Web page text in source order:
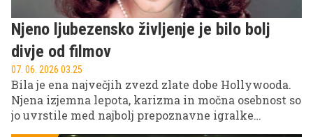
Njeno ljubezensko življenje je bilo bolj
divje od filmov
07. 06. 2026 03.25
Bila je ena največjih zvezd zlate dobe Hollywooda.
Njena izjemna lepota, karizma in močna osebnost so
jo uvrstile med najbolj prepoznavne igralke